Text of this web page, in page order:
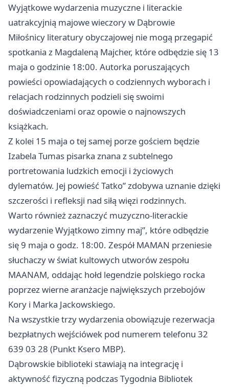
Wyjątkowe wydarzenia muzyczne i literackie
uatrakcyjnią majowe wieczory w Dąbrowie
Miłośnicy literatury obyczajowej nie mogą przegapić
spotkania z Magdaleną Majcher, które odbędzie się 13
maja o godzinie 18:00. Autorka poruszających
powieści opowiadających o codziennych wyborach i
relacjach rodzinnych podzieli się swoimi
doświadczeniami oraz opowie o najnowszych
książkach.
Z kolei 15 maja o tej samej porze gościem będzie
Izabela Tumas pisarka znana z subtelnego
portretowania ludzkich emocji i życiowych
dylematów. Jej powieść Tatko” zdobywa uznanie dzięki
szczerości i refleksji nad siłą więzi rodzinnych.
Warto również zaznaczyć muzyczno-literackie
wydarzenie Wyjątkowo zimny maj”, które odbędzie
się 9 maja o godz. 18:00. Zespół MAMAN przeniesie
słuchaczy w świat kultowych utworów zespołu
MAANAM, oddając hołd legendzie polskiego rocka
poprzez wierne aranżacje największych przebojów
Kory i Marka Jackowskiego.
Na wszystkie trzy wydarzenia obowiązuje rezerwacja
bezpłatnych wejściówek pod numerem telefonu 32
639 03 28 (Punkt Ksero MBP).
Dąbrowskie biblioteki stawiają na integrację i
aktywność fizyczną podczas Tygodnia Bibliotek